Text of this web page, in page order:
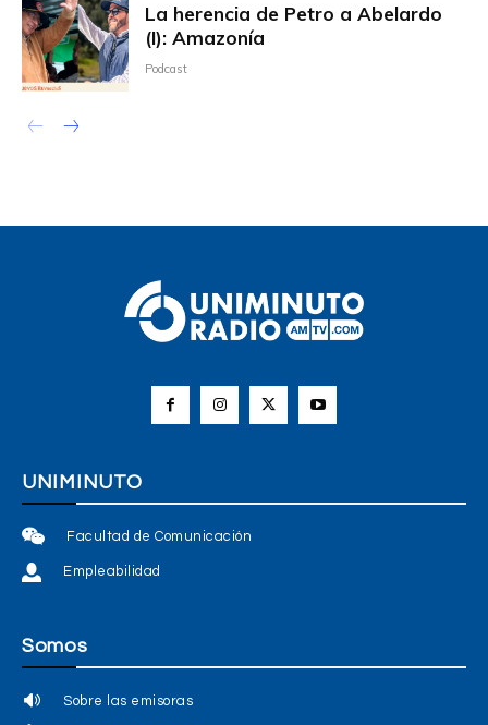
La herencia de Petro a Abelardo
(I): Amazonía
Podcast
UNIMINUTO
Facultad de Comunicación
Empleabilidad
Somos
Sobre las emisoras